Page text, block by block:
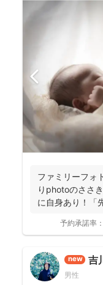
ファミリーフォ
りphotoのささ
に自身あり！「
予約承諾率：
new 吉
男性